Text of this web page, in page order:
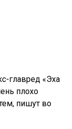
главред «Эха
плохо
пишут во